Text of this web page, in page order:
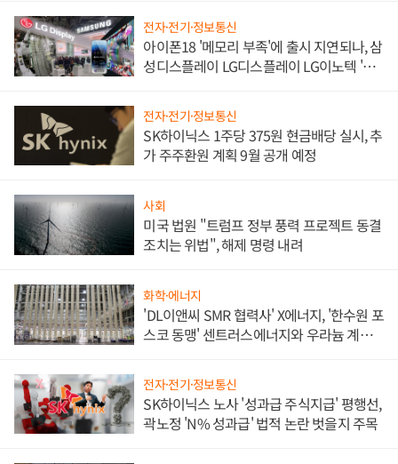
전자·전기·정보통신
아이폰18 '메모리 부족'에 출시 지연되나, 삼
성디스플레이 LG디스플레이 LG이노텍 '탈
전자·전기·정보통신
SK하이닉스 1주당 375원 현금배당 실시, 추
가 주주환원 계획 9월 공개 예정
사회
미국 법원 "트럼프 정부 풍력 프로젝트 동결
조치는 위법", 해제 명령 내려
화학·에너지
'DL이앤씨 SMR 협력사' X에너지, '한수원 포
스코 동맹' 센트러스에너지와 우라늄 계약
전자·전기·정보통신
SK하이닉스 노사 '성과급 주식지급' 평행선,
곽노정 'N% 성과급' 법적 논란 벗을지 주목